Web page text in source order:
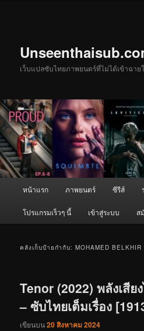
เว็บแปลซับไทยภาพยนตร์ที่ไม่ได้เข้าฉาย
หน้าแรก ภาพยนตร์ ซีรีส์
โปรแกรมเร็วๆ นี้ เข้าสู่ระบบ ส
คลังเก็บป้ายกำกับ:MOHAMED BELKHIR
Tenor (2022) พลังเสีย
– ซับไทยเต็มเรื่อง
เขียนบน20 สิงหาคม 2024